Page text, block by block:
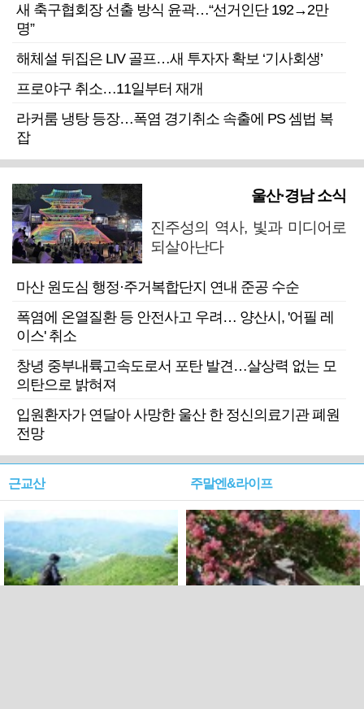
새 축구협회장 선출 방식 윤곽…“선거인단 192→2만
명”
해체설 뒤집은 LIV 골프…새 투자자 확보 ‘기사회생’
프로야구 취소…11일부터 재개
라커룸 냉탕 등장…폭염 경기취소 속출에 PS 셈법 복
잡
울산·경남 소식
진주성의 역사, 빛과 미디어로
되살아난다
마산 원도심 행정·주거복합단지 연내 준공 수순
폭염에 온열질환 등 안전사고 우려… 양산시, '어필 레
이스' 취소
창녕 중부내륙고속도로서 포탄 발견…살상력 없는 모
의탄으로 밝혀져
입원환자가 연달아 사망한 울산 한 정신의료기관 폐원
전망
근교산 주말엔&라이프